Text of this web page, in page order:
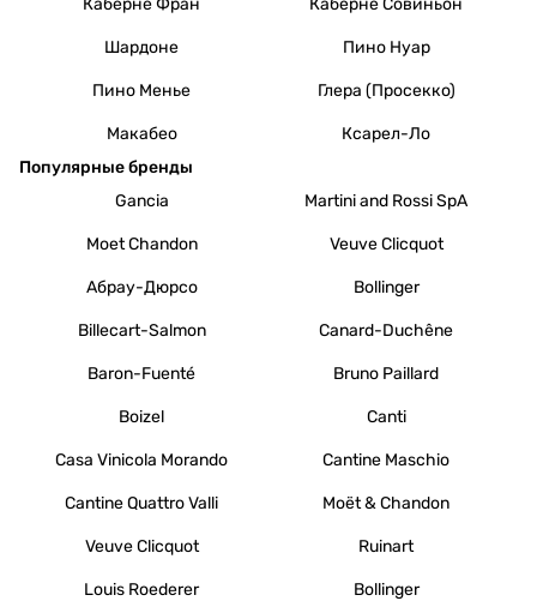
Шардоне Пино Нуар
Пино Менье Глера (Просекко)
Макабео
Ксарел-Ло
Популярные бренды
Gancia
Martini and Rossi SpA
Moet Chandon Veuve Clicquot
Абрау-Дюрсо Bollinger
Billecart-Salmon Canard-Duchêne
Baron-Fuenté Bruno Paillard
Boizel Canti
Casa Vinicola Morando Cantine Maschio
Cantine Quattro Valli Moët & Chandon
Veuve Clicquot Ruinart
Louis Roederer Bollinger